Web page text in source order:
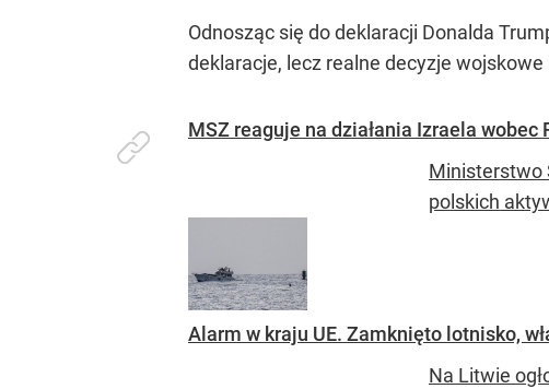
Odnosząc się do deklaracji Donalda
deklaracje, lecz realne decyzje
MSZ reaguje na działania Izraela
Ministerstwo
polskich
Alarm w kraju UE. Zamknięto lotnisko,
Na Litwie